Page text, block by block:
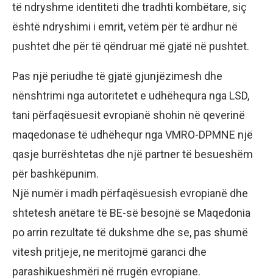
të ndryshme identiteti dhe tradhti kombëtare, siç
është ndryshimi i emrit, vetëm për të ardhur në
pushtet dhe për të qëndruar më gjatë në pushtet.
Pas një periudhe të gjatë gjunjëzimesh dhe
nënshtrimi nga autoritetet e udhëhequra nga LSD,
tani përfaqësuesit evropianë shohin në qeverinë
maqedonase të udhëhequr nga VMRO-DPMNE një
qasje burrështetas dhe një partner të besueshëm
për bashkëpunim.
Një numër i madh përfaqësuesish evropianë dhe
shtetesh anëtare të BE-së besojnë se Maqedonia
po arrin rezultate të dukshme dhe se, pas shumë
vitesh pritjeje, ne meritojmë garanci dhe
parashikueshmëri në rrugën evropiane.